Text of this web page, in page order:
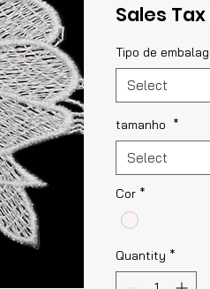
Sales
Tipo de
Select
tamanho *
Select
Cor *
Quantity *